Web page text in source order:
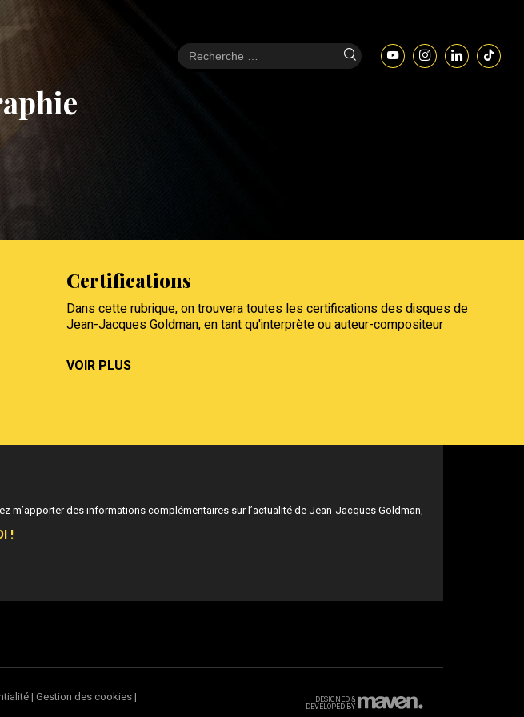
Certifications
Dans cette rubrique, on trouvera toutes les certifications des disques de
Jean-Jacques Goldman, en tant qu'interprète ou auteur-compositeur
VOIR PLUS
m’apporter des informations complémentaires sur l’actualité de Jean-Jacques Goldman,
!
| Gestion des cookies|
DESIGNED &
DEVELOPED BY